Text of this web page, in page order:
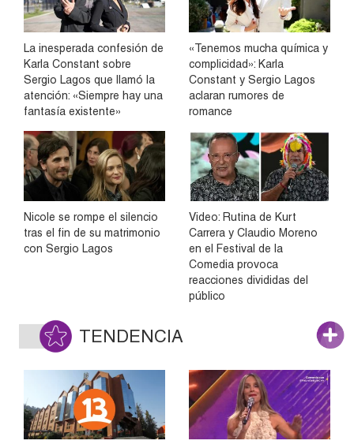
La inesperada confesión de
Karla Constant sobre
Sergio Lagos que llamó la
atención: «Siempre hay una
fantasía existente»
«Tenemos mucha química y
complicidad»: Karla
Constant y Sergio Lagos
aclaran rumores de
romance
Nicole se rompe el silencio
tras el fin de su matrimonio
con Sergio Lagos
Video: Rutina de Kurt
Carrera y Claudio Moreno
en el Festival de la
Comedia provoca
reacciones divididas del
público
TENDENCIA